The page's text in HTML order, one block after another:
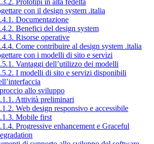
Prototipi in alta fedeltà
con il design system .italia
Documentazione
Benefici del design system
Risorse operative
Come contribuire al design system .italia
con i modelli di sito e servizi
Vantaggi dell’utilizzo dei modelli
I modelli di sito e servizi disponibili
allo sviluppo
Attività preliminari
Web design responsivo e accessibile
Mobile first
Progressive enhancement e Graceful